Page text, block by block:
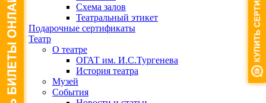
Схема залов
Театральный этикет
Подарочные сертификаты
Театр
О театре
ОГАТ им. И.С.Тургенева
История театра
Музей
События